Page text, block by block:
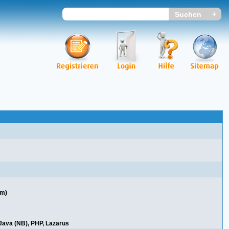
(NB), PHP, Lazarus